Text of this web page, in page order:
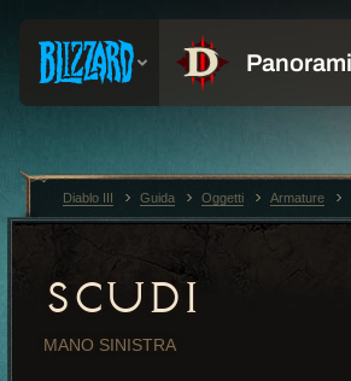
SCUDI
MANO SINISTRA
Diablo III Guida Oggetti Armature